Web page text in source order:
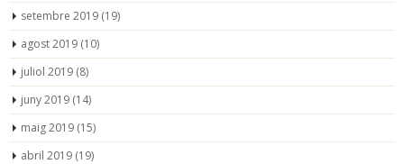
setembre 2019 (19)
agost 2019 (10)
juliol 2019 (8)
juny 2019 (14)
maig 2019 (15)
abril 2019 (19)